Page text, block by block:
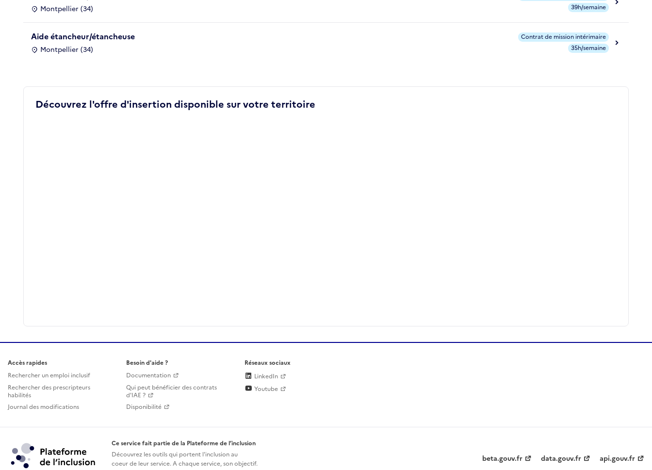
Montpellier (34)
39h/semaine
Aide étancheur/étancheuse
Montpellier (34)
Contrat de mission intérimaire
35h/semaine
Découvrez l'offre d'insertion disponible sur votre territoire
Accès rapides
Rechercher un emploi inclusif
Rechercher des prescripteurs
habilités
Journal des modifications
Besoin d'aide ?
Documentation
Qui peut bénéficier des contrats
d'IAE ?
Disponibilité
Réseaux sociaux
LinkedIn
Youtube
Ce service fait partie de la Plateforme de l’inclusion
Découvrez les outils qui portent l'inclusion au
coeur de leur service. A chaque service, son objectif.
beta.gouv.fr data.gouv.fr api.gouv.fr